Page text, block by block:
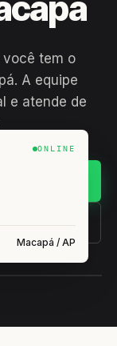
você tem o
A equipe
e atende de
ONLINE
Macapá / AP